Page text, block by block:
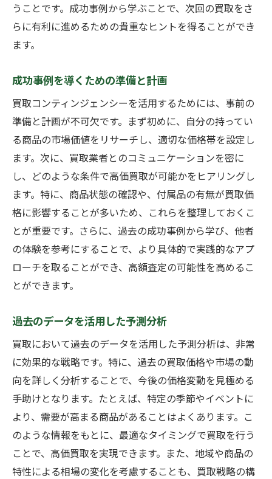
うことです。成功事例から学ぶことで、次回の買取をさ
らに有利に進めるための貴重なヒントを得ることができ
ます。
成功事例を導くための準備と計画
買取コンティンジェンシーを活用するためには、事前の
準備と計画が不可欠です。まず初めに、自分の持ってい
る商品の市場価値をリサーチし、適切な価格帯を設定し
ます。次に、買取業者とのコミュニケーションを密に
し、どのような条件で高価買取が可能かをヒアリングし
ます。特に、商品状態の確認や、付属品の有無が買取価
格に影響することが多いため、これらを整理しておくこ
とが重要です。さらに、過去の成功事例から学び、他者
の体験を参考にすることで、より具体的で実践的なアプ
ローチを取ることができ、高額査定の可能性を高めるこ
とができます。
過去のデータを活用した予測分析
買取において過去のデータを活用した予測分析は、非常
に効果的な戦略です。特に、過去の買取価格や市場の動
向を詳しく分析することで、今後の価格変動を見極める
手助けとなります。たとえば、特定の季節やイベントに
より、需要が高まる商品があることはよくあります。こ
のような情報をもとに、最適なタイミングで買取を行う
ことで、高価買取を実現できます。また、地域や商品の
特性による相場の変化を考慮することも、買取戦略の構